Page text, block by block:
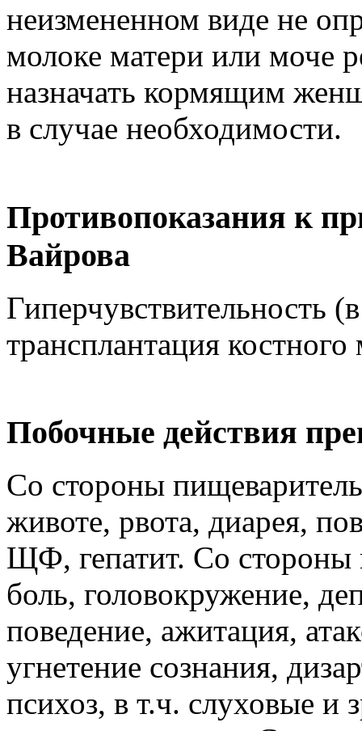
неизмененном виде не
молоке матери или моче
назначать кормящим
в случае необходимости.
Противопоказания к
Вайрова
Гиперчувствительность
трансплантация
Побочные действия
Со стороны
животе, рвота, диарея,
ЩФ, гепатит. Со стороны
боль, головокружение,
поведение, ажитация,
угнетение сознания,
психоз, в т.ч. слуховые и